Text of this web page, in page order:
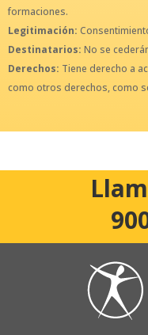
formaciones.
Legitimación:
Destinatarios: No se
Derechos: Tiene derecho a
como otros derechos, como